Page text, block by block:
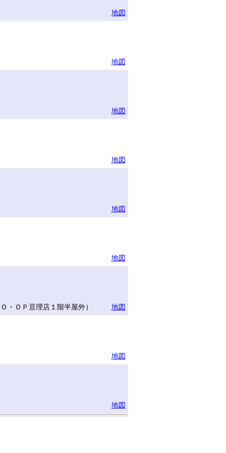
地図
地図
地図
地図
地図
地図
ＯＰ亘理店１階半屋外）
地図
地図
地図